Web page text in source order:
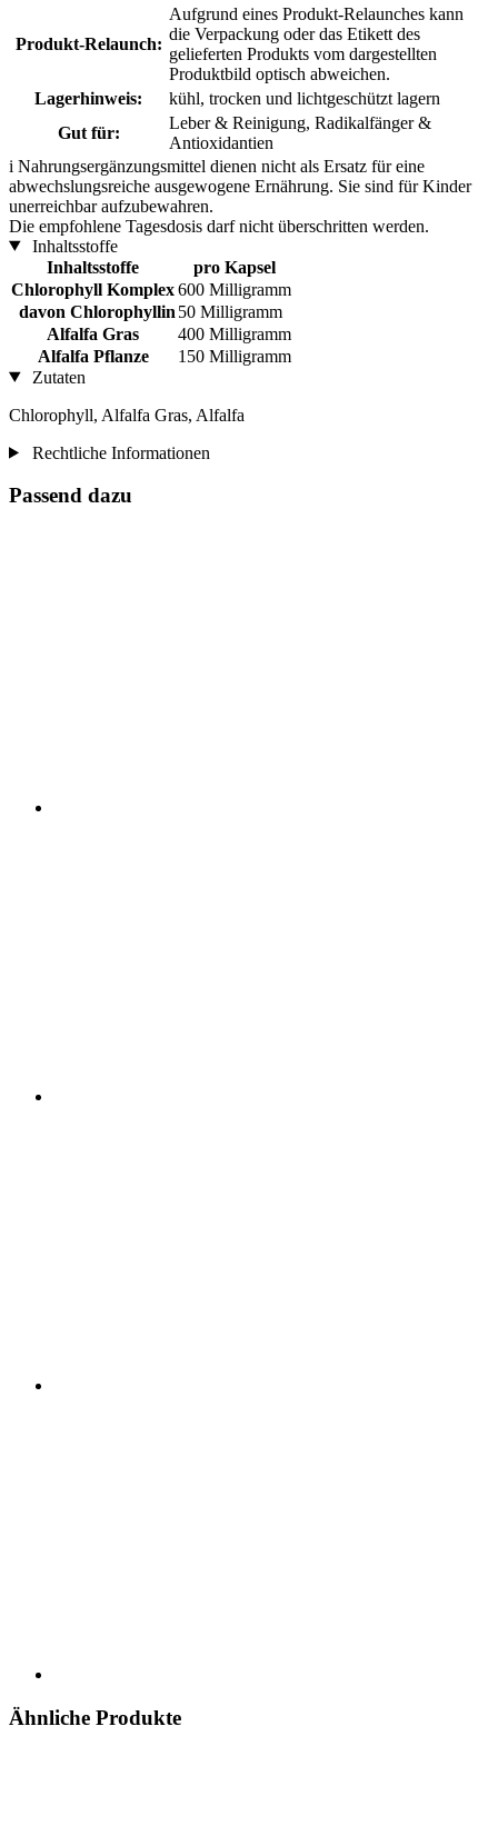
Produkt-Relaunch:
Aufgrund eines Produkt-Relaunches kann
die Verpackung oder das Etikett des
gelieferten Produkts vom dargestellten
Produktbild optisch abweichen.
Lagerhinweis:
kühl, trocken und lichtgeschützt lagern
Gut für:
Leber & Reinigung, Radikalfänger &
Antioxidantien
i Nahrungsergänzungsmittel dienen nicht als Ersatz für eine
abwechslungsreiche ausgewogene Ernährung. Sie sind für Kinder
unerreichbar aufzubewahren.
Die empfohlene Tagesdosis darf nicht überschritten werden.
Inhaltsstoffe
Inhaltsstoffe
pro Kapsel
Chlorophyll Komplex600 Milligramm
davon Chlorophyllin 50 Milligramm
Alfalfa Gras
400 Milligramm
Alfalfa Pflanze
150 Milligramm
Zutaten
Chlorophyll, Alfalfa Gras, Alfalfa
Rechtliche Informationen
Passend dazu
Ähnliche Produkte